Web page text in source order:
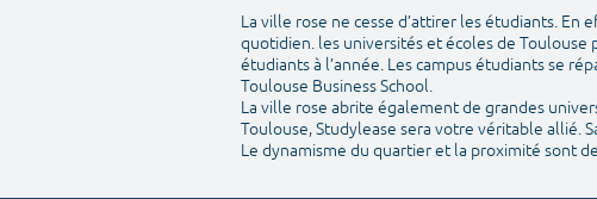
La ville rose ne cesse d’attirer les étudiants. En
quotidien. les universités et écoles de
étudiants à l’année. Les campus étudiants se
Toulouse Business School.
La ville rose abrite également de grandes
Toulouse, Studylease sera votre véritable allié.
Le dynamisme du quartier et la proximité sont